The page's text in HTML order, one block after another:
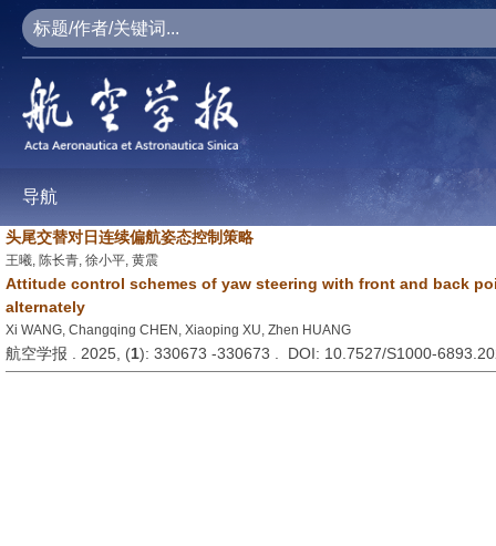
导航
头尾交替对日连续偏航姿态控制策略
王曦, 陈长青, 徐小平, 黄震
Attitude control schemes of yaw steering with front and back
alternately
Xi WANG, Changqing CHEN, Xiaoping XU, Zhen HUANG
航空学报 . 2025, (1): 330673 -330673 . DOI: 10.7527/S1000-